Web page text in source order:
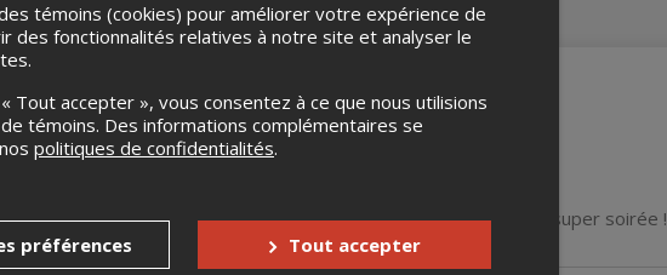
prix 1
Olé Olé et ses sonorités haitiennes au Club Balattou pour une super soirée !
témoins (cookies) pour améliorer votre expérience de
des fonctionnalités relatives à notre site et analyser le
Tout accepter », vous consentez à ce que nous utilisions
témoins. Des informations complémentaires se
politiques de confidentialités.
préférences Tout accepter